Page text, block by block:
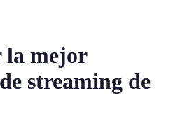
la mejor
streaming de